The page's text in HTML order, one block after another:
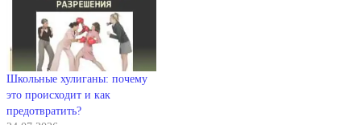
Школьные хулиганы: почему
это происходит и как
предотвратить?